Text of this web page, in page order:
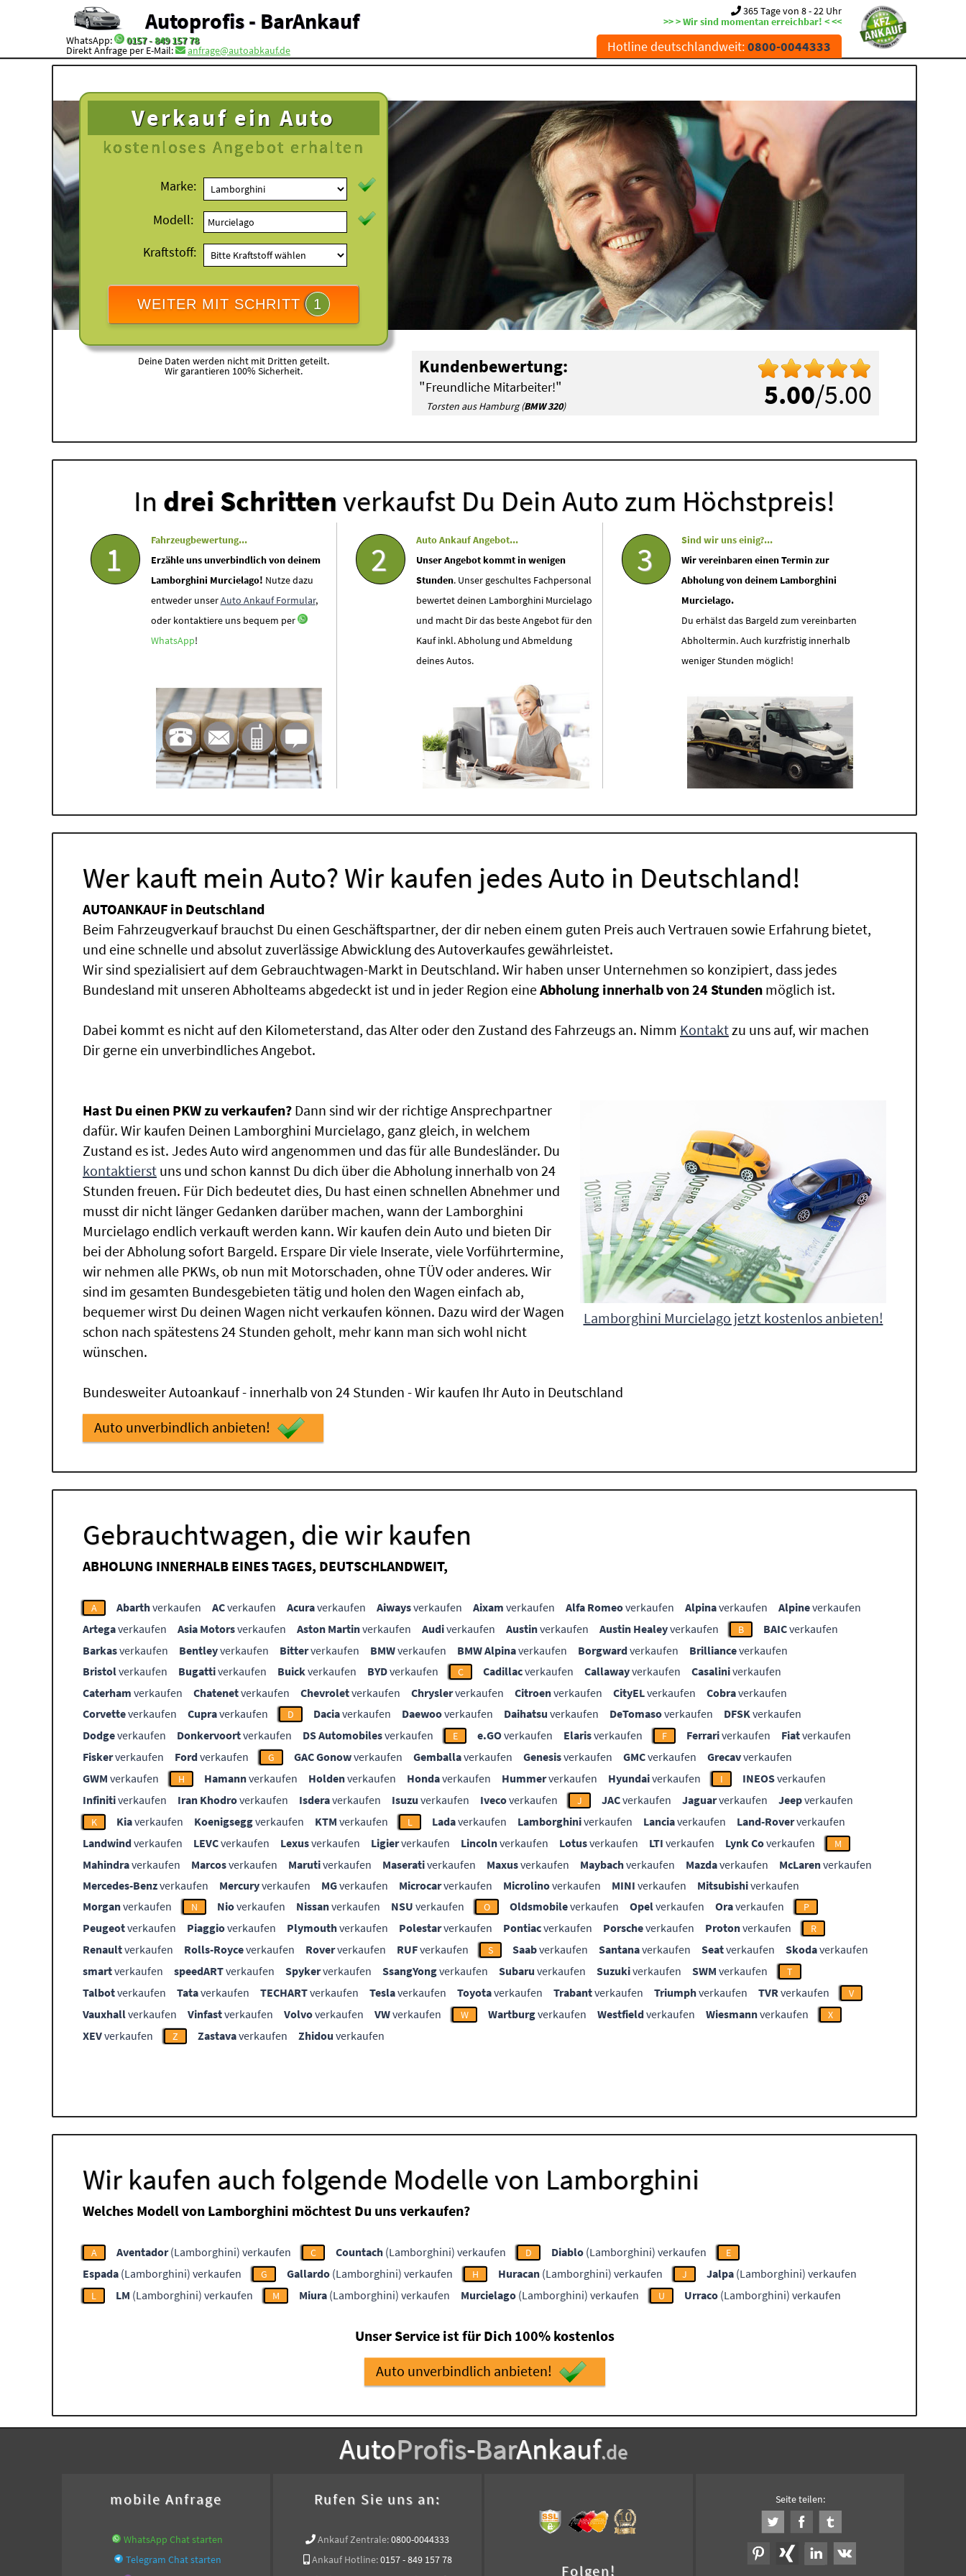
Autoprofis - BarAnkauf
WhatsApp: 0157 - 849 157 78
Direkt Anfrage per E-Mail: anfrage@autoabkauf.de
365 Tage von 8 - 22 Uhr
>> > Wir sind momentan erreichbar! < <<
Hotline deutschlandweit:0800-0044333
Verkauf ein Auto
kostenloses Angebot erhalten
Marke:
Modell:
Kraftstoff:
WEITER MIT SCHRITT 1
Deine Daten werden nicht mit Dritten geteilt.
Wir garantieren 100% Sicherheit.
5.00/5.00
Kundenbewertung:
"Freundliche Mitarbeiter!"
Torsten aus Hamburg (BMW 320)
In drei Schrittenverkaufst Du Dein Auto zum Höchstpreis!
1
Fahrzeugbewertung...
Erzähle uns unverbindlich von deinem
Lamborghini Murcielago! Nutze dazu
entweder unserAuto Ankauf Formular,
oder kontaktiere uns bequem per
WhatsApp!
2
Auto Ankauf Angebot...
Unser Angebot kommt in wenigen
Stunden. Unser geschultes Fachpersonal
bewertet deinen Lamborghini Murcielago
und macht Dir das beste Angebot für den
Kauf inkl. Abholung und Abmeldung
deines Autos.
3
Sind wir uns einig?...
Wir vereinbaren einen Termin zur
Abholung von deinem Lamborghini
Murcielago.
Du erhälst das Bargeld zum vereinbarten
Abholtermin. Auch kurzfristig innerhalb
weniger Stunden möglich!
Wer kauft mein Auto? Wir kaufen jedes Auto in Deutschland!
AUTOANKAUF in Deutschland
Beim Fahrzeugverkauf brauchst Du einen Geschäftspartner, der dir neben einem guten Preis auch Vertrauen sowie Erfahrung bietet,
und eine schnelle und absolut zuverlässige Abwicklung des Autoverkaufes gewährleistet.
Wir sind spezialisiert auf dem Gebrauchtwagen-Markt in Deutschland. Wir haben unser Unternehmen so konzipiert, dass jedes
Bundesland mit unseren Abholteams abgedeckt ist und in jeder Region eineAbholung innerhalb von 24 Stunden möglich ist.
Dabei kommt es nicht auf den Kilometerstand, das Alter oder den Zustand des Fahrzeugs an. Nimm Kontaktzu uns auf, wir machen
Dir gerne ein unverbindliches Angebot.
Lamborghini Murcielago jetzt kostenlos anbieten!
Hast Du einen PKW zu verkaufen? Dann sind wir der richtige Ansprechpartner
dafür. Wir kaufen Deinen Lamborghini Murcielago, ganz gleich, in welchem
Zustand es ist. Jedes Auto wird angenommen und das für alle Bundesländer. Du
kontaktierst uns und schon kannst Du dich über die Abholung innerhalb von 24
Stunden freuen. Für Dich bedeutet dies, Du hast einen schnellen Abnehmer und
musst dir nicht länger Gedanken darüber machen, wann der Lamborghini
Murcielago endlich verkauft werden kann. Wir kaufen dein Auto und bieten Dir
bei der Abholung sofort Bargeld. Erspare Dir viele Inserate, viele Vorführtermine,
wir nehmen alle PKWs, ob nun mit Motorschaden, ohne TÜV oder anderes. Wir
sind im gesamten Bundesgebieten tätig und holen den Wagen einfach ab,
bequemer wirst Du deinen Wagen nicht verkaufen können. Dazu wird der Wagen
schon nach spätestens 24 Stunden geholt, mehr kann man sich wohl nicht
wünschen.
Bundesweiter Autoankauf - innerhalb von 24 Stunden - Wir kaufen Ihr Auto in Deutschland
Auto unverbindlich anbieten!
Gebrauchtwagen, die wir kaufen
ABHOLUNG INNERHALB EINES TAGES, DEUTSCHLANDWEIT,
A Abarthverkaufen ACverkaufen Acuraverkaufen Aiwaysverkaufen Aixam verkaufen Alfa Romeoverkaufen Alpinaverkaufen Alpineverkaufen
Artegaverkaufen Asia Motorsverkaufen Aston Martinverkaufen Audiverkaufen Austinverkaufen Austin Healeyverkaufen B BAICverkaufen
Barkasverkaufen Bentleyverkaufen Bitterverkaufen BMWverkaufen BMW Alpinaverkaufen Borgwardverkaufen Brillianceverkaufen
Bristolverkaufen Bugattiverkaufen Buickverkaufen BYDverkaufen C Cadillacverkaufen Callawayverkaufen Casaliniverkaufen
Caterham verkaufen Chatenetverkaufen Chevroletverkaufen Chryslerverkaufen Citroenverkaufen CityELverkaufen Cobraverkaufen
Corvetteverkaufen Cupraverkaufen D Daciaverkaufen Daewooverkaufen Daihatsu verkaufen DeTomasoverkaufen DFSKverkaufen
Dodgeverkaufen Donkervoortverkaufen DS Automobilesverkaufen E e.GOverkaufen Elarisverkaufen F Ferrariverkaufen Fiatverkaufen
Fiskerverkaufen Fordverkaufen G GAC Gonowverkaufen Gemballaverkaufen Genesisverkaufen GMCverkaufen Grecavverkaufen
GWM verkaufen H Hamannverkaufen Holdenverkaufen Hondaverkaufen Hummerverkaufen Hyundaiverkaufen I INEOSverkaufen
Infinitiverkaufen Iran Khodroverkaufen Isderaverkaufen Isuzu verkaufen Ivecoverkaufen J JACverkaufen Jaguarverkaufen Jeepverkaufen
K Kiaverkaufen Koenigseggverkaufen KTM verkaufen L Ladaverkaufen Lamborghiniverkaufen Lanciaverkaufen Land-Roververkaufen
Landwindverkaufen LEVCverkaufen Lexusverkaufen Ligierverkaufen Lincolnverkaufen Lotusverkaufen LTI verkaufen Lynk Coverkaufen M
Mahindraverkaufen Marcosverkaufen Marutiverkaufen Maserativerkaufen Maxusverkaufen Maybachverkaufen Mazdaverkaufen McLarenverkaufen
Mercedes-Benzverkaufen Mercuryverkaufen MGverkaufen Microcarverkaufen Microlinoverkaufen MINI verkaufen Mitsubishiverkaufen
Morganverkaufen N Nioverkaufen Nissanverkaufen NSU verkaufen O Oldsmobileverkaufen Opelverkaufen Oraverkaufen P
Peugeotverkaufen Piaggioverkaufen Plymouthverkaufen Polestarverkaufen Pontiacverkaufen Porscheverkaufen Protonverkaufen R
Renaultverkaufen Rolls-Royceverkaufen Roververkaufen RUFverkaufen S Saabverkaufen Santanaverkaufen Seatverkaufen Skodaverkaufen
smartverkaufen speedARTverkaufen Spykerverkaufen SsangYongverkaufen Subaru verkaufen Suzukiverkaufen SWM verkaufen T
Talbotverkaufen Tataverkaufen TECHARTverkaufen Teslaverkaufen Toyotaverkaufen Trabantverkaufen Triumphverkaufen TVRverkaufen V
Vauxhallverkaufen Vinfastverkaufen Volvoverkaufen VWverkaufen W Wartburgverkaufen Westfieldverkaufen Wiesmannverkaufen X
XEVverkaufen Z Zastavaverkaufen Zhidou verkaufen
Wir kaufen auch folgende Modelle von Lamborghini
Welches Modell von Lamborghini möchtest Du uns verkaufen?
A Aventador(Lamborghini) verkaufen C Countach (Lamborghini) verkaufen D Diablo (Lamborghini) verkaufen E
Espada (Lamborghini) verkaufen G Gallardo (Lamborghini) verkaufen H Huracan (Lamborghini) verkaufen J Jalpa (Lamborghini) verkaufen
L LM (Lamborghini) verkaufen M Miura (Lamborghini) verkaufen Murcielago (Lamborghini) verkaufen U Urraco (Lamborghini) verkaufen
Unser Service ist für Dich 100% kostenlos
Auto unverbindlich anbieten!
AutoProfis-BarAnkauf.de
mobile Anfrage
WhatsApp Chat starten
Telegram Chat starten
Rufen Sie uns an:
Ankauf Zentrale:0800-0044333
Ankauf Hotline:0157 - 849 157 78
Folgen!
Seite teilen: